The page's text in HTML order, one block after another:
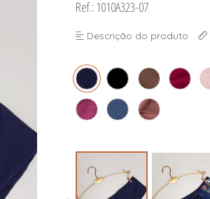
Ref.: 1010A323-07
Descrição do produto